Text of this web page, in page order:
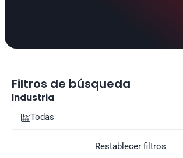
Filtros de búsqueda
Industria
Todas
Restablecer filtros